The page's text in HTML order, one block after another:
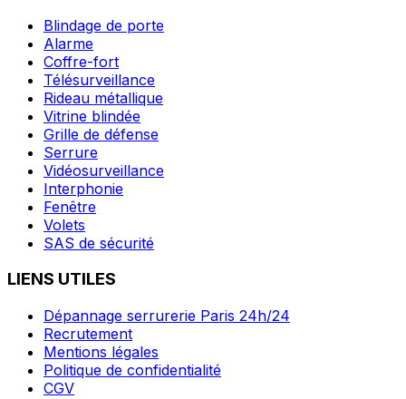
Blindage de porte
Alarme
Coffre-fort
Télésurveillance
Rideau métallique
Vitrine blindée
Grille de défense
Serrure
Vidéosurveillance
Interphonie
Fenêtre
Volets
SAS de sécurité
LIENS UTILES
Dépannage serrurerie Paris 24h/24
Recrutement
Mentions légales
Politique de confidentialité
CGV